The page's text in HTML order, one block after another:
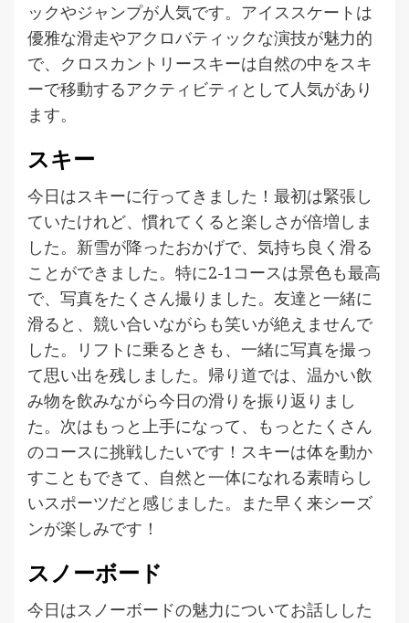
ックやジャンプが人気です。アイススケートは
優雅な滑走やアクロバティックな演技が魅力的
で、クロスカントリースキーは自然の中をスキ
ーで移動するアクティビティとして人気があり
ます。
スキー
今日はスキーに行ってきました！最初は緊張し
ていたけれど、慣れてくると楽しさが倍増しま
した。新雪が降ったおかげで、気持ち良く滑る
ことができました。特に2-1コースは景色も最高
で、写真をたくさん撮りました。友達と一緒に
滑ると、競い合いながらも笑いが絶えませんで
した。リフトに乗るときも、一緒に写真を撮っ
て思い出を残しました。帰り道では、温かい飲
み物を飲みながら今日の滑りを振り返りまし
た。次はもっと上手になって、もっとたくさん
のコースに挑戦したいです！スキーは体を動か
すこともできて、自然と一体になれる素晴らし
いスポーツだと感じました。また早く来シーズ
ンが楽しみです！
スノーボード
今日はスノーボードの魅力についてお話しした